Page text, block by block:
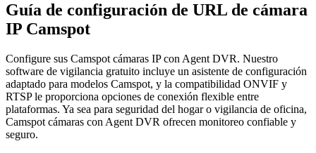
Guía de configuración de URL de cámara
IP Camspot
Configure sus Camspot cámaras IP con Agent DVR. Nuestro
software de vigilancia gratuito incluye un asistente de configuración
adaptado para modelos Camspot, y la compatibilidad ONVIF y
RTSP le proporciona opciones de conexión flexible entre
plataformas. Ya sea para seguridad del hogar o vigilancia de oficina,
Camspot cámaras con Agent DVR ofrecen monitoreo confiable y
seguro.